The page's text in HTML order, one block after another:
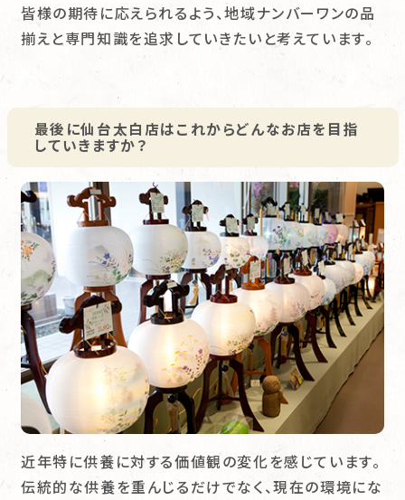
皆様の期待に応えられるよう、地域ナンバーワンの品
揃えと専門知識を追求していきたいと考えています。
最後に仙台太白店はこれからどんなお店を目指
していきますか？
近年特に供養に対する価値観の変化を感じています。
伝統的な供養を重んじるだけでなく、現在の環境にな